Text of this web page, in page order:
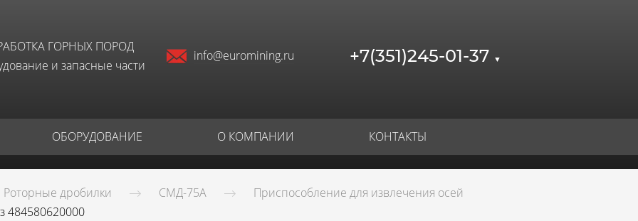
ГОРНЫХ ПОРОД
и запасные части
info@euromining.ru +7(351)245-01-37 ▼
ОБОРУДОВАНИЕ О КОМПАНИИ КОНТАКТЫ
Роторные дробилки СМД-75А
Приспособление для извлечения осей
484580620000